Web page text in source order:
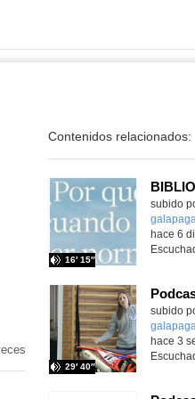
Contenidos relacionados:
subido
16′ 15″
hace 6
subido
29′ 40″
hace 3